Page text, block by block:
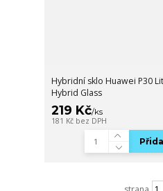
Hybridní sklo Huawei P30
Hybrid Glass
219 Kč/ks
181 Kč bez DPH